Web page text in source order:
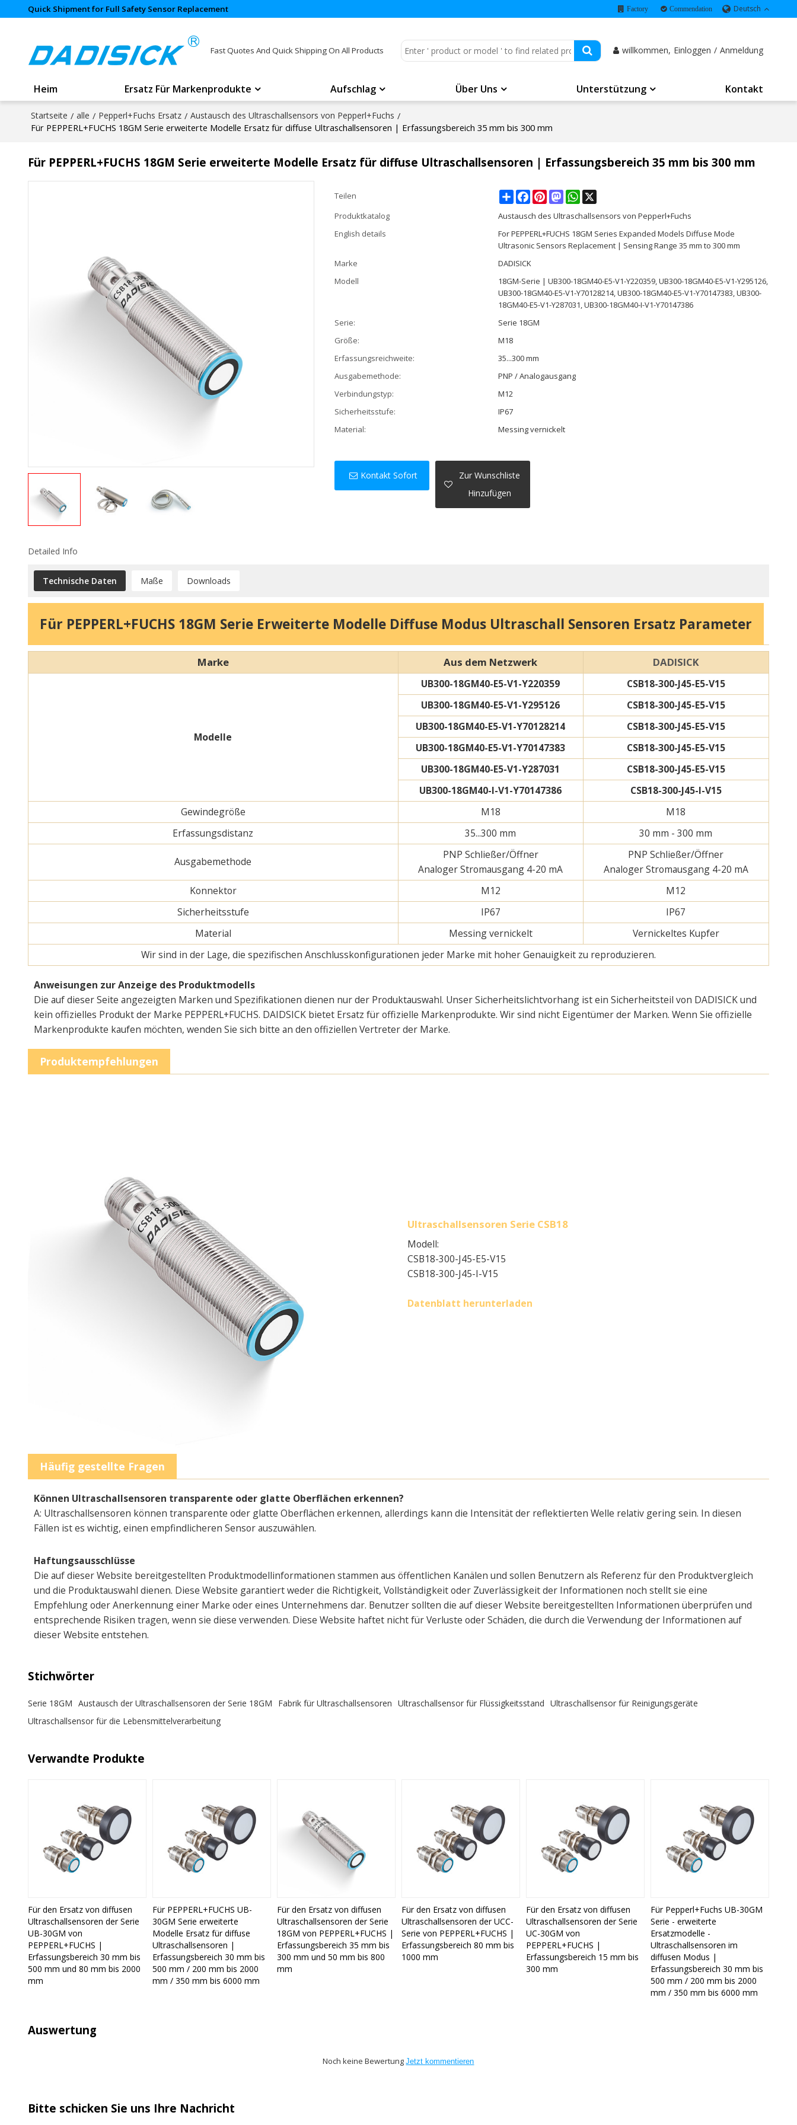
Quick Shipment for Full Safety Sensor Replacement Factory Commendation Deutsch
Fast Quotes And Quick Shipping On All Products willkommen, Einloggen / Anmeldung
Heim Ersatz Für Markenprodukte Aufschlag Über Uns Unterstützung Kontakt
Startseite / alle / Pepperl+Fuchs Ersatz / Austausch des Ultraschallsensors von Pepperl+Fuchs /
Für PEPPERL+FUCHS 18GM Serie erweiterte Modelle Ersatz für diffuse Ultraschallsensoren | Erfassungsbereich 35 mm bis 300 mm
Für PEPPERL+FUCHS 18GM Serie erweiterte Modelle Ersatz für diffuse Ultraschallsensoren | Erfassungsbereich 35 mm bis 300 mm
Teilen ShareFacebookPinterestMastodonWhatsApp
Produktkatalog
Austausch des Ultraschallsensors von Pepperl+Fuchs
English details
For PEPPERL+FUCHS 18GM Series Expanded Models Diffuse Mode
Ultrasonic Sensors Replacement | Sensing Range 35 mm to 300 mm
Marke
DADISICK
Modell
18GM-Serie | UB300-18GM40-E5-V1-Y220359, UB300-18GM40-E5-V1-Y295126,
UB300-18GM40-E5-V1-Y70128214, UB300-18GM40-E5-V1-Y70147383, UB300-
18GM40-E5-V1-Y287031, UB300-18GM40-I-V1-Y70147386
Serie:
Serie 18GM
Größe:
M18
Erfassungsreichweite:
35...300 mm
Ausgabemethode:
PNP / Analogausgang
Verbindungstyp:
M12
Sicherheitsstufe:
IP67
Material:
Messing vernickelt
Kontakt Sofort
Zur Wunschliste
Hinzufügen
Detailed Info
Technische Daten Maße Downloads
Für PEPPERL+FUCHS 18GM Serie Erweiterte Modelle Diffuse Modus Ultraschall Sensoren Ersatz Parameter
Marke Aus dem Netzwerk DADISICK
Modelle
UB300-18GM40-E5-V1-Y220359
CSB18-300-J45-E5-V15
UB300-18GM40-E5-V1-Y295126
CSB18-300-J45-E5-V15
UB300-18GM40-E5-V1-Y70128214
CSB18-300-J45-E5-V15
UB300-18GM40-E5-V1-Y70147383
CSB18-300-J45-E5-V15
UB300-18GM40-E5-V1-Y287031
CSB18-300-J45-E5-V15
UB300-18GM40-I-V1-Y70147386
CSB18-300-J45-I-V15
Gewindegröße
M18
M18
Erfassungsdistanz
35...300 mm 30 mm - 300 mm
Ausgabemethode
PNP Schließer/Öffner
Analoger Stromausgang 4-20 mA
PNP Schließer/Öffner
Analoger Stromausgang 4-20 mA
Konnektor
M12
M12
Sicherheitsstufe
IP67
IP67
Material
Messing vernickelt
Vernickeltes Kupfer
Wir sind in der Lage, die spezifischen Anschlusskonfigurationen jeder Marke mit hoher Genauigkeit zu reproduzieren.
Anweisungen zur Anzeige des Produktmodells
Die auf dieser Seite angezeigten Marken und Spezifikationen dienen nur der Produktauswahl. Unser Sicherheitslichtvorhang ist ein Sicherheitsteil von DADISICK und
kein offizielles Produkt der Marke PEPPERL+FUCHS. DAIDSICK bietet Ersatz für offizielle Markenprodukte. Wir sind nicht Eigentümer der Marken. Wenn Sie offizielle
Markenprodukte kaufen möchten, wenden Sie sich bitte an den offiziellen Vertreter der Marke.
Produktempfehlungen
Ultraschallsensoren Serie CSB18
Modell:
CSB18-300-J45-E5-V15
CSB18-300-J45-I-V15
Datenblatt herunterladen
Häufig gestellte Fragen
Können Ultraschallsensoren transparente oder glatte Oberflächen erkennen?
A: Ultraschallsensoren können transparente oder glatte Oberflächen erkennen, allerdings kann die Intensität der reflektierten Welle relativ gering sein. In diesen
Fällen ist es wichtig, einen empfindlicheren Sensor auszuwählen.
Haftungsausschlüsse
Die auf dieser Website bereitgestellten Produktmodellinformationen stammen aus öffentlichen Kanälen und sollen Benutzern als Referenz für den Produktvergleich
und die Produktauswahl dienen. Diese Website garantiert weder die Richtigkeit, Vollständigkeit oder Zuverlässigkeit der Informationen noch stellt sie eine
Empfehlung oder Anerkennung einer Marke oder eines Unternehmens dar. Benutzer sollten die auf dieser Website bereitgestellten Informationen überprüfen und
entsprechende Risiken tragen, wenn sie diese verwenden. Diese Website haftet nicht für Verluste oder Schäden, die durch die Verwendung der Informationen auf
dieser Website entstehen.
Stichwörter
Serie 18GM Austausch der Ultraschallsensoren der Serie 18GM Fabrik für Ultraschallsensoren Ultraschallsensor für Flüssigkeitsstand Ultraschallsensor für Reinigungsgeräte
Ultraschallsensor für die Lebensmittelverarbeitung
Verwandte Produkte
Für den Ersatz von diffusen
Ultraschallsensoren der Serie
UB-30GM von
PEPPERL+FUCHS |
Erfassungsbereich 30 mm bis
500 mm und 80 mm bis 2000
mm
Für PEPPERL+FUCHS UB-
30GM Serie erweiterte
Modelle Ersatz für diffuse
Ultraschallsensoren |
Erfassungsbereich 30 mm bis
500 mm / 200 mm bis 2000
mm / 350 mm bis 6000 mm
Für den Ersatz von diffusen
Ultraschallsensoren der Serie
18GM von PEPPERL+FUCHS |
Erfassungsbereich 35 mm bis
300 mm und 50 mm bis 800
mm
Für den Ersatz von diffusen
Ultraschallsensoren der UCC-
Serie von PEPPERL+FUCHS |
Erfassungsbereich 80 mm bis
1000 mm
Für den Ersatz von diffusen
Ultraschallsensoren der Serie
UC-30GM von
PEPPERL+FUCHS |
Erfassungsbereich 15 mm bis
300 mm
Für Pepperl+Fuchs UB-30GM
Serie - erweiterte
Ersatzmodelle -
Ultraschallsensoren im
diffusen Modus |
Erfassungsbereich 30 mm bis
500 mm / 200 mm bis 2000
mm / 350 mm bis 6000 mm
Auswertung
Noch keine BewertungJetzt kommentieren
Bitte schicken Sie uns Ihre Nachricht